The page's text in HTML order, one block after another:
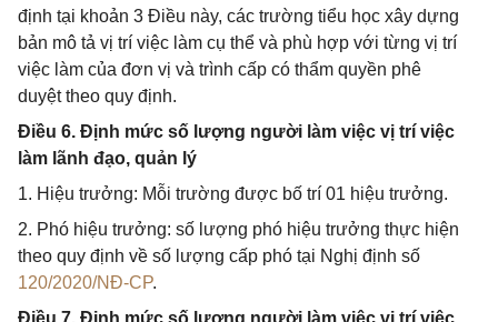
định tại khoản 3 Điều này, các trường tiểu học xây dựng
bản mô tả vị trí việc làm cụ thể và phù hợp với từng vị trí
việc làm của đơn vị và trình cấp có thẩm quyền phê
duyệt theo quy định.
Điều 6. Định mức số lượng người làm việc vị trí việc
làm lãnh đạo, quản lý
1. Hiệu trưởng: Mỗi trường được bố trí 01 hiệu trưởng.
2. Phó hiệu trưởng: số lượng phó hiệu trưởng thực hiện
theo quy định về số lượng cấp phó tại Nghị định số
120/2020/NĐ-CP.
Điều 7. Định mức số lượng người làm việc vị trí việc